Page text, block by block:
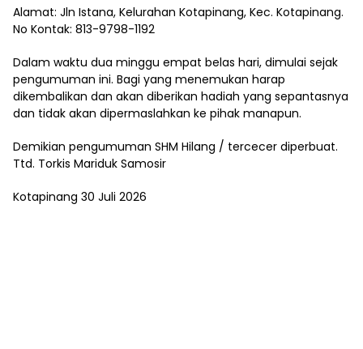
Alamat: Jln Istana, Kelurahan Kotapinang, Kec. Kotapinang.
No Kontak: 813-9798-1192
Dalam waktu dua minggu empat belas hari, dimulai sejak
pengumuman ini. Bagi yang menemukan harap
dikembalikan dan akan diberikan hadiah yang sepantasnya
dan tidak akan dipermaslahkan ke pihak manapun.
Demikian pengumuman SHM Hilang / tercecer diperbuat.
Ttd. Torkis Mariduk Samosir
Kotapinang 30 Juli 2026